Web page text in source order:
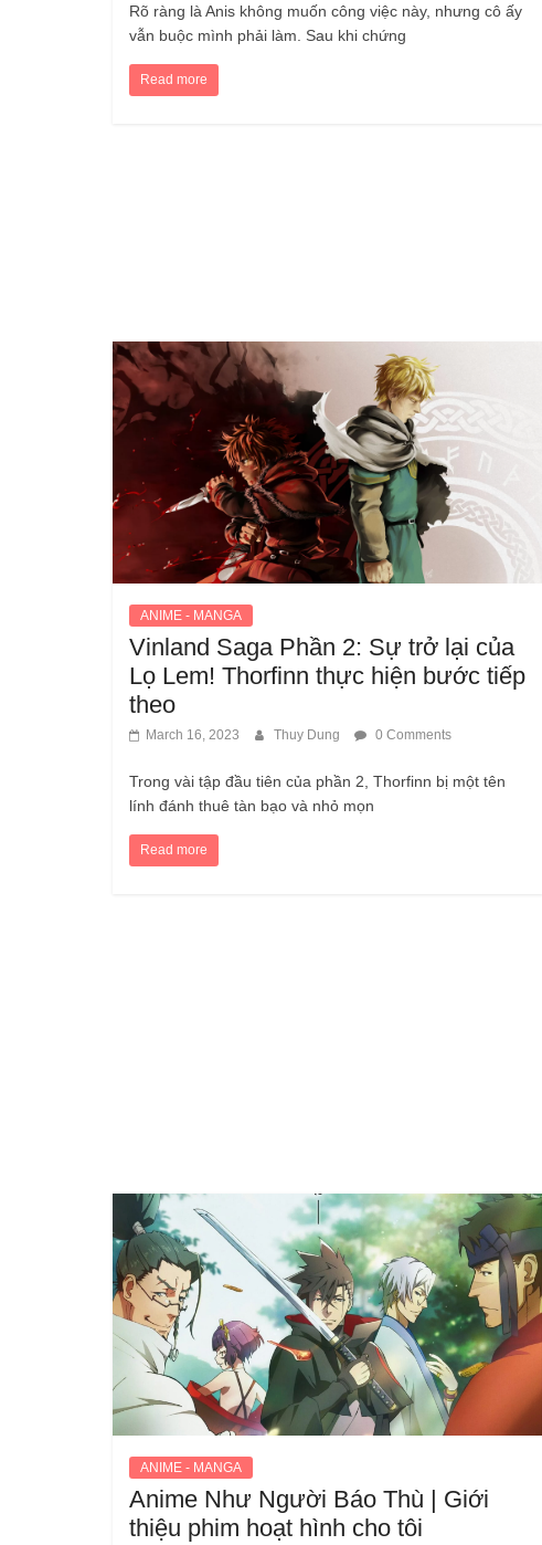
Rõ ràng là Anis không muốn công việc này, nhưng cô ấy
vẫn buộc mình phải làm. Sau khi chứng
Read more
ANIME - MANGA
Vinland Saga Phần 2: Sự trở lại của
Lọ Lem! Thorfinn thực hiện bước tiếp
theo
March 16, 2023 Thuy Dung 0 Comments
Trong vài tập đầu tiên của phần 2, Thorfinn bị một tên
lính đánh thuê tàn bạo và nhỏ mọn
Read more
ANIME - MANGA
Anime Như Người Báo Thù | Giới
thiệu phim hoạt hình cho tôi